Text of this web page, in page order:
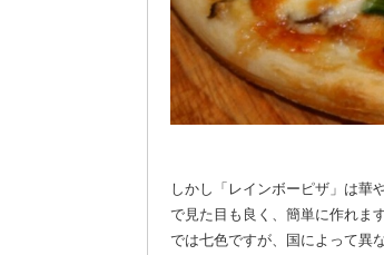
しかし「レインボーピザ」は華
で見た目も良く、簡単に作れま
では七色ですが、国によって異